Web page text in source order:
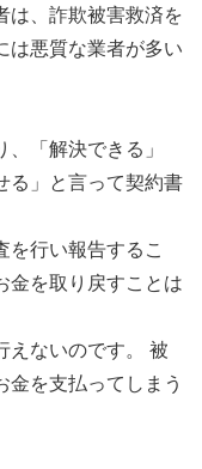
は、詐欺被害救済を
は悪質な業者が多い
「解決できる」
る」と言って契約書
を行い報告するこ
金を取り戻すことは
えないのです。 被
を支払ってしまう